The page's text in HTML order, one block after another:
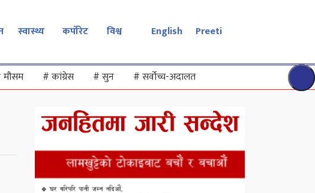
स्वास्थ्य कर्पोरेट विश्व English Preeti
मौसम #कांग्रेस #सुन #सर्वोच्च-अदालत